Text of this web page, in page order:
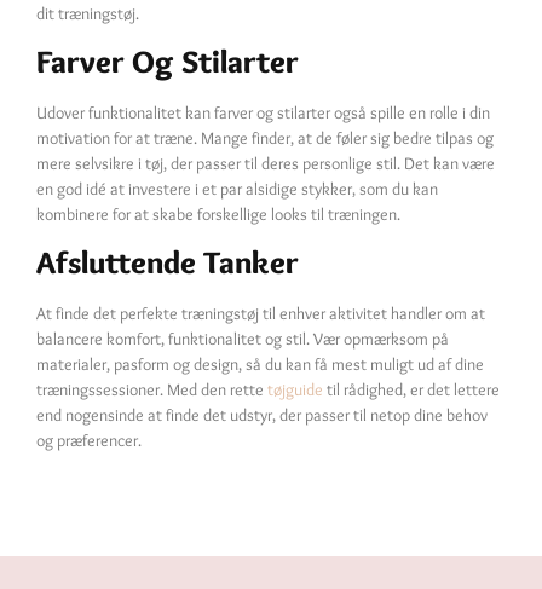
dit træningstøj.
Farver Og Stilarter
Udover funktionalitet kan farver og stilarter også spille en rolle i din
motivation for at træne. Mange finder, at de føler sig bedre tilpas og
mere selvsikre i tøj, der passer til deres personlige stil. Det kan være
en god idé at investere i et par alsidige stykker, som du kan
kombinere for at skabe forskellige looks til træningen.
Afsluttende Tanker
At finde det perfekte træningstøj til enhver aktivitet handler om at
balancere komfort, funktionalitet og stil. Vær opmærksom på
materialer, pasform og design, så du kan få mest muligt ud af dine
træningssessioner. Med den rette tøjguide til rådighed, er det lettere
end nogensinde at finde det udstyr, der passer til netop dine behov
og præferencer.